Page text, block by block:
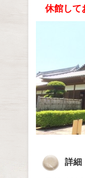
休館して
詳細